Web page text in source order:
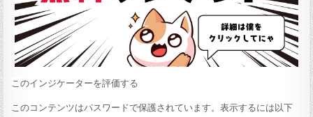
このインジケーターを評価する
このコンテンツはパスワードで保護されています。表示するには以下